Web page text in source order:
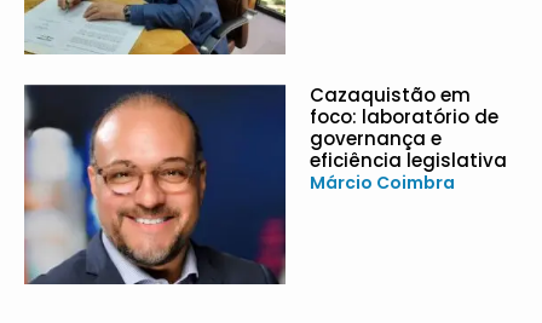
Cazaquistão em
foco: laboratório de
governança e
eficiência legislativa
Márcio Coimbra